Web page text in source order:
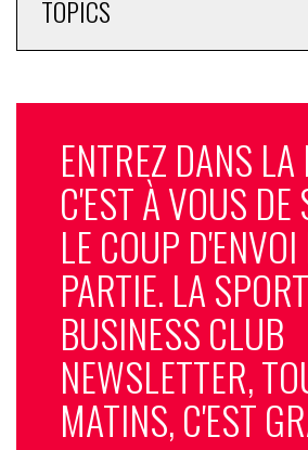
TOPICS
ENTREZ DANS LA
C'EST À VOUS DE
LE COUP
PARTIE. LA SPORT
BUSINESS CLUB
NEWSLETTER,
MATINS, C'EST